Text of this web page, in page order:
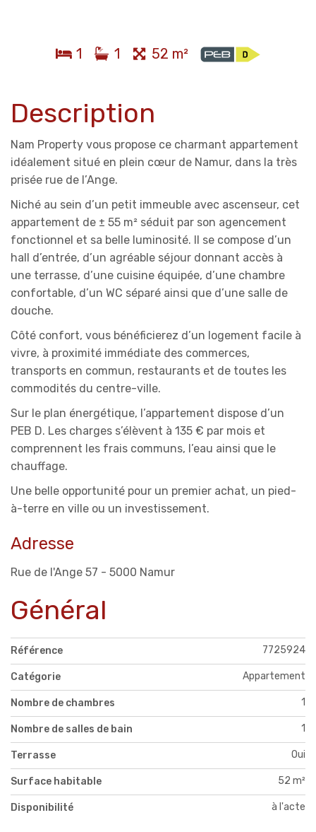
1 1 52 m²
Description
Nam Property vous propose ce charmant appartement
idéalement situé en plein cœur de Namur, dans la très
prisée rue de l’Ange.
Niché au sein d’un petit immeuble avec ascenseur, cet
appartement de ± 55 m² séduit par son agencement
fonctionnel et sa belle luminosité. Il se compose d’un
hall d’entrée, d’un agréable séjour donnant accès à
une terrasse, d’une cuisine équipée, d’une chambre
confortable, d’un WC séparé ainsi que d’une salle de
douche.
Côté confort, vous bénéficierez d’un logement facile à
vivre, à proximité immédiate des commerces,
transports en commun, restaurants et de toutes les
commodités du centre-ville.
Sur le plan énergétique, l’appartement dispose d’un
PEB D. Les charges s’élèvent à 135 € par mois et
comprennent les frais communs, l’eau ainsi que le
chauffage.
Une belle opportunité pour un premier achat, un pied-
à-terre en ville ou un investissement.
Adresse
Rue de l'Ange 57 - 5000 Namur
Général
Référence 7725924
Catégorie Appartement
Nombre de chambres 1
Nombre de salles de bain 1
Terrasse Oui
Surface habitable 52 m²
Disponibilité à l'acte